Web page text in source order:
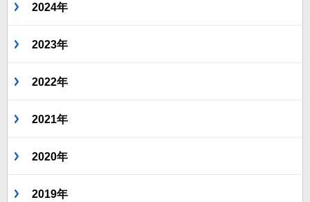
2024年
2023年
2022年
2021年
2020年
2019年